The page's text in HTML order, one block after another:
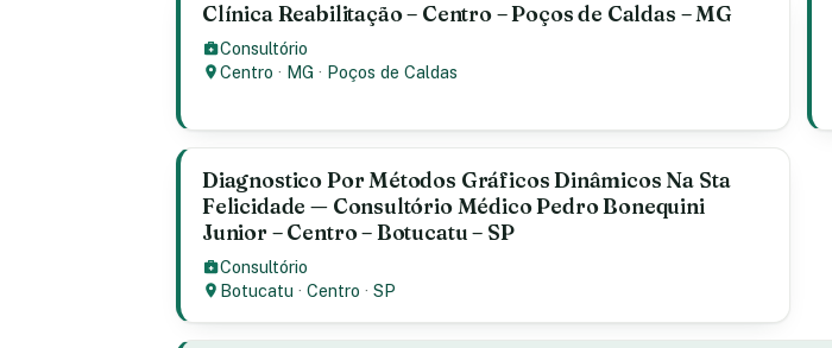
Clínica Reabilitação – Centro – Poços de Caldas – MG
Consultório
Centro · MG · Poços de Caldas
Diagnostico Por Métodos Gráficos Dinâmicos Na Sta
Felicidade — Consultório Médico Pedro Bonequini
Junior – Centro – Botucatu – SP
Consultório
Botucatu ·Centro ·SP